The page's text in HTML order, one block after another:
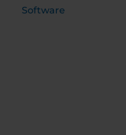
Software